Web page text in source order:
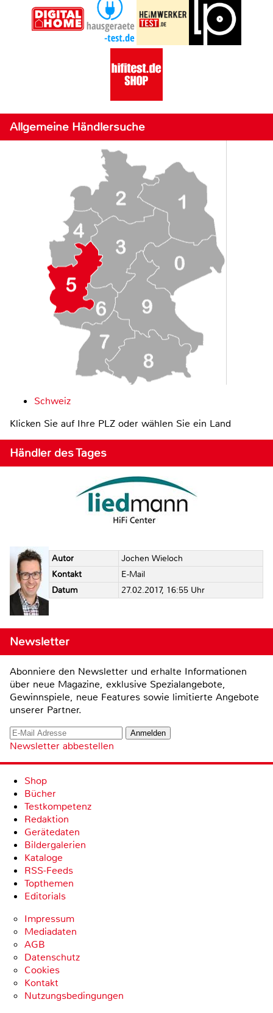
Allgemeine Händlersuche
Schweiz
Klicken Sie auf Ihre PLZ oder wählen Sie ein Land
Händler des Tages
Autor
Jochen Wieloch
Kontakt
E-Mail
Datum
27.02.2017, 16:55 Uhr
Newsletter
Abonniere den Newsletter und erhalte Informationen
über neue Magazine, exklusive Spezialangebote,
Gewinnspiele, neue Features sowie limitierte Angebote
unserer Partner.
Newsletter abbestellen
Shop
Bücher
Testkompetenz
Redaktion
Gerätedaten
Bildergalerien
Kataloge
RSS-Feeds
Topthemen
Editorials
Impressum
Mediadaten
AGB
Datenschutz
Cookies
Kontakt
Nutzungsbedingungen